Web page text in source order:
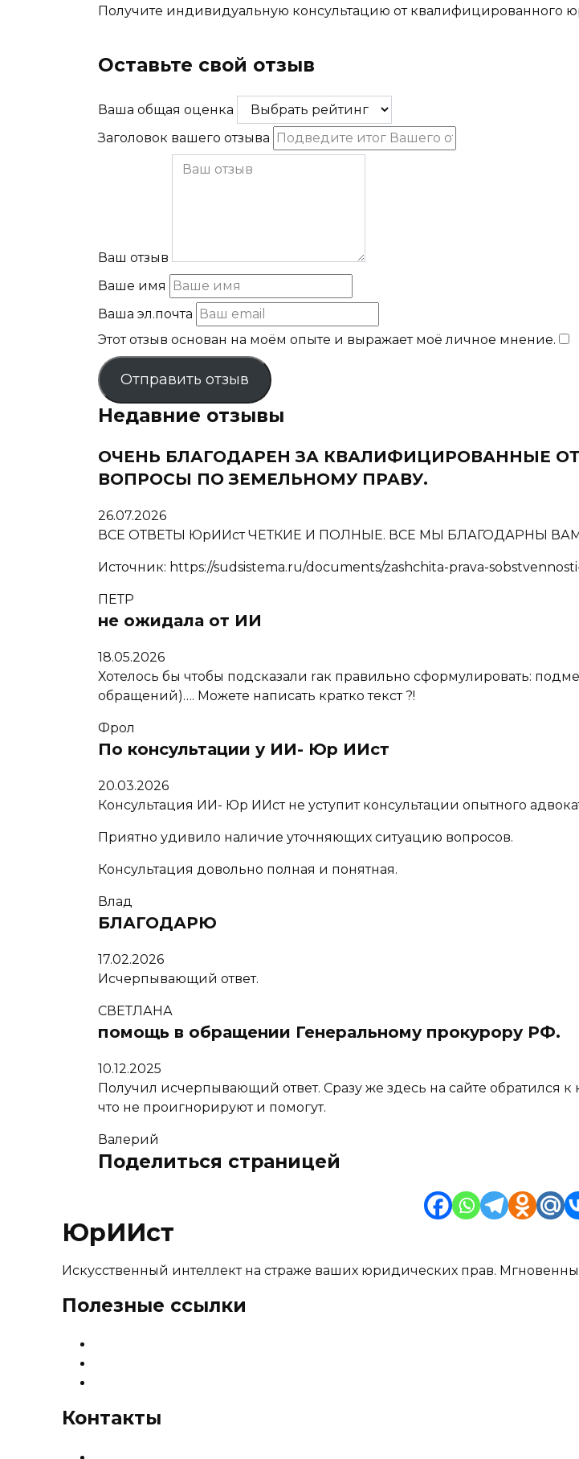
Получите индивидуальную консультацию от квалифицированного
Оставьте свой отзыв
Ваша общая оценка
Заголовок вашего отзыва
Ваш отзыв
Ваше имя
Ваша эл.почта
Этот отзыв основан на моём опыте и выражает моё личное мнение.
Отправить отзыв
Недавние отзывы
ОЧЕНЬ БЛАГОДАРЕН ЗА КВАЛИФИЦИРОВАННЫЕ
ВОПРОСЫ ПО ЗЕМЕЛЬНОМУ ПРАВУ.
26.07.2026
ВСЕ ОТВЕТЫ ЮрИИст ЧЕТКИЕ И ПОЛНЫЕ. ВСЕ МЫ БЛАГОДАРНЫ
Источник: https://sudsistema.ru/documents/zashchita-prava-
ПЕТР
не ожидала от ИИ
18.05.2026
Хотелось бы чтобы подсказали rак правильно сформулировать:
обращений)…. Можете написать кратко текст ?!
Фрол
По консультации у ИИ- Юр ИИст
20.03.2026
Консультация ИИ- Юр ИИст не уступит консультации опытного
Приятно удивило наличие уточняющих ситуацию вопросов.
Консультация довольно полная и понятная.
Влад
БЛАГОДАРЮ
17.02.2026
Исчерпывающий ответ.
СВЕТЛАНА
помощь в обращении Генеральному прокурору РФ.
10.12.2025
Получил исчерпывающий ответ. Сразу же здесь на сайте обратился
что не проигнорируют и помогут.
Валерий
Поделиться страницей
ЮрИИст
Искусственный интеллект на страже ваших юридических прав.
Полезные ссылки
Контакты